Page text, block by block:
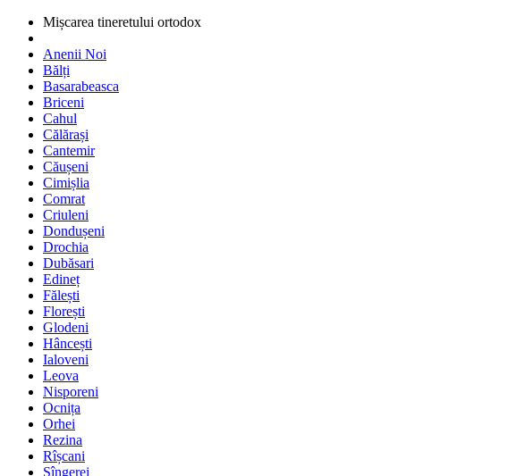
Mișcarea tineretului ortodox
Anenii Noi
Bălți
Basarabeasca
Briceni
Cahul
Călărași
Cantemir
Căușeni
Cimișlia
Comrat
Criuleni
Dondușeni
Drochia
Dubăsari
Edineț
Fălești
Florești
Glodeni
Hâncești
Ialoveni
Leova
Nisporeni
Ocnița
Orhei
Rezina
Rîșcani
Sîngerei